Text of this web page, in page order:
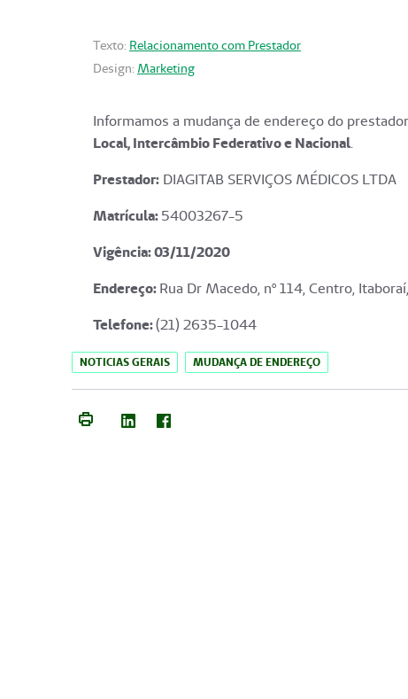
Texto: Relacionamento com Prestador
Design: Marketing
Informamos a mudança de endereço do
Local, Intercâmbio Federativo e Nacional.
Prestador: DIAGITAB SERVIÇOS MÉDICOS LTDA
Matrícula:54003267-5
Vigência: 03/11/2020
Endereço:Rua Dr Macedo, nº 114, Centro,
Telefone:(21) 2635-1044
NOTICIAS GERAIS MUDANÇA DE ENDEREÇO